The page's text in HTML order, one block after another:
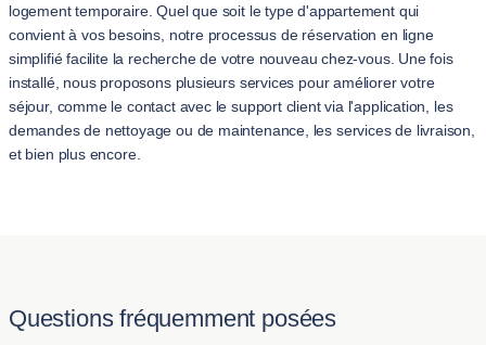
logement temporaire. Quel que soit le type d'appartement qui
convient à vos besoins, notre processus de réservation en ligne
simplifié facilite la recherche de votre nouveau chez-vous. Une fois
installé, nous proposons plusieurs services pour améliorer votre
séjour, comme le contact avec le support client via l'application, les
demandes de nettoyage ou de maintenance, les services de livraison,
et bien plus encore.
Questions fréquemment posées